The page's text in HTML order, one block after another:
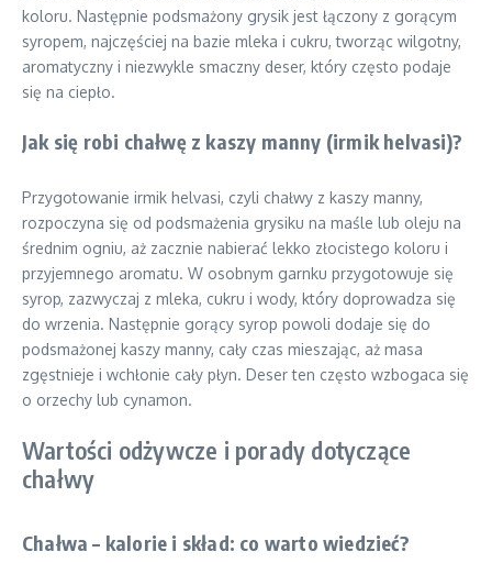
koloru. Następnie podsmażony grysik jest łączony z gorącym
syropem, najczęściej na bazie mleka i cukru, tworząc wilgotny,
aromatyczny i niezwykle smaczny deser, który często podaje
się na ciepło.
Jak się robi chałwę z kaszy manny (irmik helvasi)?
Przygotowanie irmik helvasi, czyli chałwy z kaszy manny,
rozpoczyna się od podsmażenia grysiku na maśle lub oleju na
średnim ogniu, aż zacznie nabierać lekko złocistego koloru i
przyjemnego aromatu. W osobnym garnku przygotowuje się
syrop, zazwyczaj z mleka, cukru i wody, który doprowadza się
do wrzenia. Następnie gorący syrop powoli dodaje się do
podsmażonej kaszy manny, cały czas mieszając, aż masa
zgęstnieje i wchłonie cały płyn. Deser ten często wzbogaca się
o orzechy lub cynamon.
Wartości odżywcze i porady dotyczące
chałwy
Chałwa – kalorie i skład: co warto wiedzieć?